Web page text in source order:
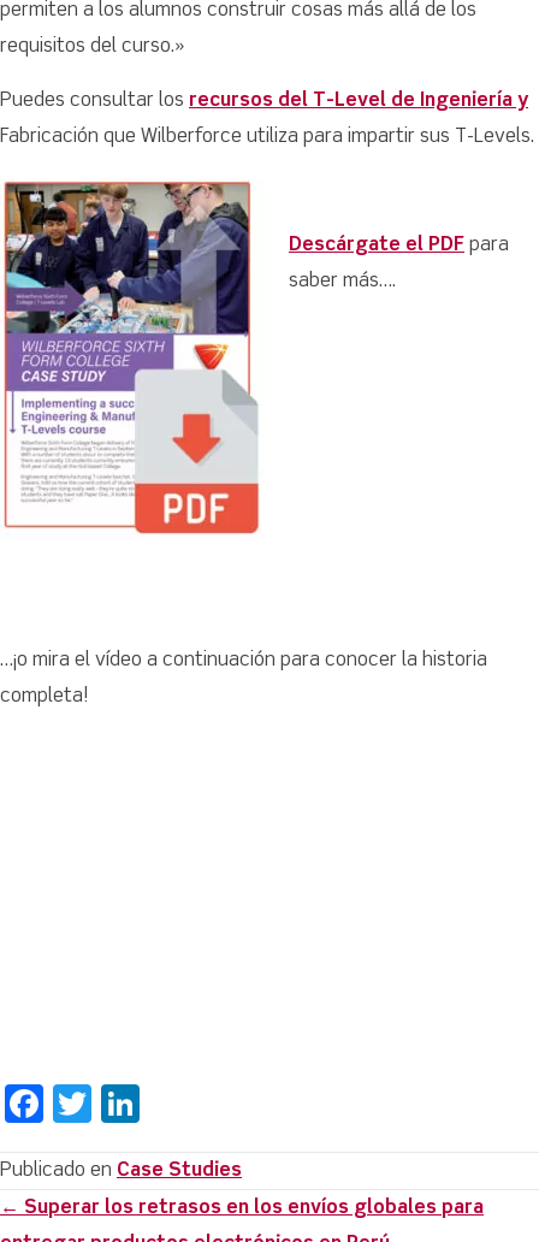
permiten a los alumnos construir cosas más allá de los
requisitos del curso.»
Puedes consultar los recursos del T-Level de Ingeniería y
Fabricación que Wilberforce utiliza para impartir sus T-Levels.
Descárgate el PDF para
saber más….
…¡o mira el vídeo a continuación para conocer la historia
completa!
F
c
e
T
it
te
k
e
Publicado en Case Studies
Posts
← Superar los retrasos en los envíos globales para